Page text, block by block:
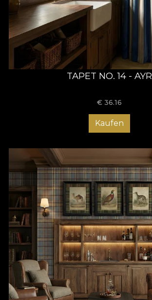
TAPET NO. 14 - AYR
€ 36.16
Kaufen